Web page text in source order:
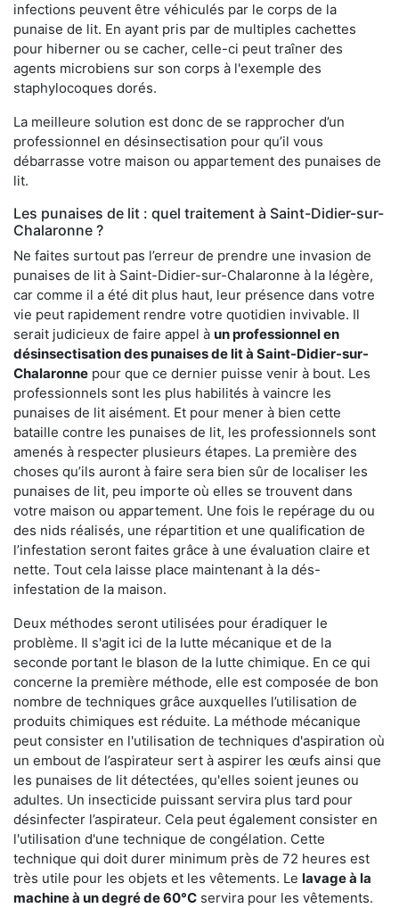
infections peuvent être véhiculés par le corps de la
punaise de lit. En ayant pris par de multiples cachettes
pour hiberner ou se cacher, celle-ci peut traîner des
agents microbiens sur son corps à l'exemple des
staphylocoques dorés.
La meilleure solution est donc de se rapprocher d’un
professionnel en désinsectisation pour qu’il vous
débarrasse votre maison ou appartement des punaises de
lit.
Les punaises de lit : quel traitement à Saint-Didier-sur-
Chalaronne ?
Ne faites surtout pas l’erreur de prendre une invasion de
punaises de lit à Saint-Didier-sur-Chalaronne à la légère,
car comme il a été dit plus haut, leur présence dans votre
vie peut rapidement rendre votre quotidien invivable. Il
serait judicieux de faire appel à un professionnel en
désinsectisation des punaises de lit à Saint-Didier-sur-
Chalaronne pour que ce dernier puisse venir à bout. Les
professionnels sont les plus habilités à vaincre les
punaises de lit aisément. Et pour mener à bien cette
bataille contre les punaises de lit, les professionnels sont
amenés à respecter plusieurs étapes. La première des
choses qu’ils auront à faire sera bien sûr de localiser les
punaises de lit, peu importe où elles se trouvent dans
votre maison ou appartement. Une fois le repérage du ou
des nids réalisés, une répartition et une qualification de
l’infestation seront faites grâce à une évaluation claire et
nette. Tout cela laisse place maintenant à la dés-
infestation de la maison.
Deux méthodes seront utilisées pour éradiquer le
problème. Il s'agit ici de la lutte mécanique et de la
seconde portant le blason de la lutte chimique. En ce qui
concerne la première méthode, elle est composée de bon
nombre de techniques grâce auxquelles l’utilisation de
produits chimiques est réduite. La méthode mécanique
peut consister en l'utilisation de techniques d'aspiration où
un embout de l’aspirateur sert à aspirer les œufs ainsi que
les punaises de lit détectées, qu'elles soient jeunes ou
adultes. Un insecticide puissant servira plus tard pour
désinfecter l’aspirateur. Cela peut également consister en
l'utilisation d'une technique de congélation. Cette
technique qui doit durer minimum près de 72 heures est
très utile pour les objets et les vêtements. Le lavage à la
machine à un degré de 60°C servira pour les vêtements.